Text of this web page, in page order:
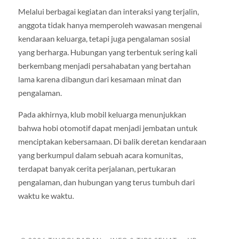
Melalui berbagai kegiatan dan interaksi yang terjalin,
anggota tidak hanya memperoleh wawasan mengenai
kendaraan keluarga, tetapi juga pengalaman sosial
yang berharga. Hubungan yang terbentuk sering kali
berkembang menjadi persahabatan yang bertahan
lama karena dibangun dari kesamaan minat dan
pengalaman.
Pada akhirnya, klub mobil keluarga menunjukkan
bahwa hobi otomotif dapat menjadi jembatan untuk
menciptakan kebersamaan. Di balik deretan kendaraan
yang berkumpul dalam sebuah acara komunitas,
terdapat banyak cerita perjalanan, pertukaran
pengalaman, dan hubungan yang terus tumbuh dari
waktu ke waktu.